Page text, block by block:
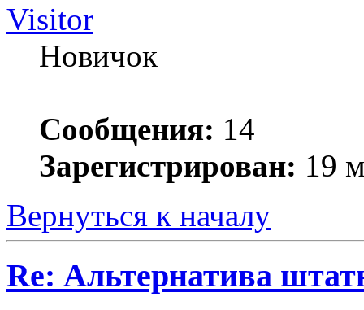
Visitor
Новичок
Сообщения: 14
Зарегистрирован: 19
Вернуться к началу
Re: Альтернатива